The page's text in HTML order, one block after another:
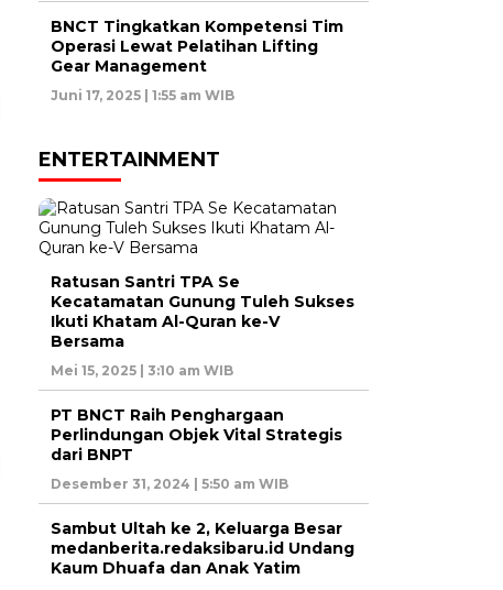
BNCT Tingkatkan Kompetensi Tim
Operasi Lewat Pelatihan Lifting
Gear Management
Juni 17, 2025 | 1:55 am WIB
ENTERTAINMENT
Ratusan Santri TPA Se
Kecatamatan Gunung Tuleh Sukses
Ikuti Khatam Al-Quran ke-V
Bersama
Mei 15, 2025 | 3:10 am WIB
PT BNCT Raih Penghargaan
Perlindungan Objek Vital Strategis
dari BNPT
Desember 31, 2024 | 5:50 am WIB
Sambut Ultah ke 2, Keluarga Besar
medanberita.redaksibaru.id Undang
Kaum Dhuafa dan Anak Yatim